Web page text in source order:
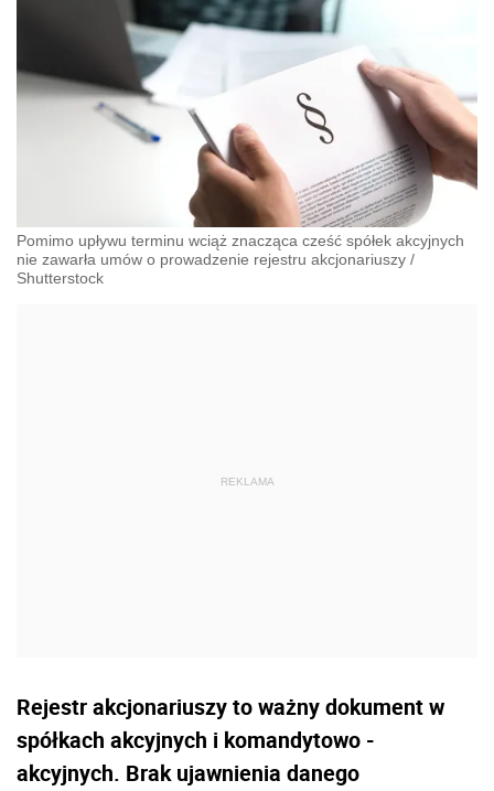
Pomimo upływu terminu wciąż znacząca cześć spółek akcyjnych
nie zawarła umów o prowadzenie rejestru akcjonariuszy /
Shutterstock
Rejestr akcjonariuszy to ważny dokument w
spółkach akcyjnych i komandytowo -
akcyjnych. Brak ujawnienia danego